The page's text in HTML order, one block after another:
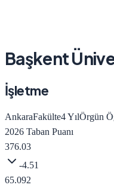
Başkent
İşletme
AnkaraFakülte4YılÖrgün
2026 Taban Puanı
376.03
-4.51
65.092